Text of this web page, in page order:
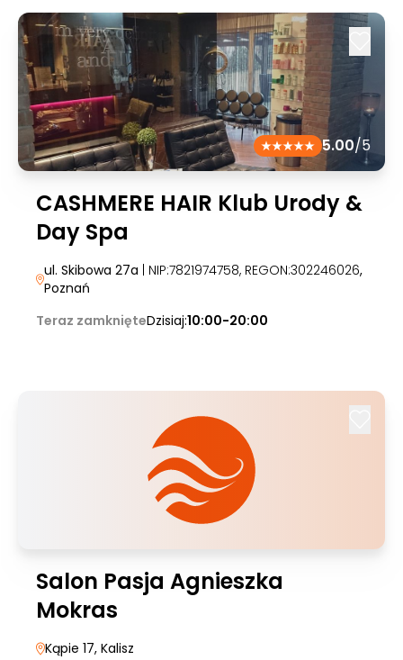
5.00/5
CASHMERE HAIR Klub Urody &
Day Spa
ul. Skibowa 27a | NIP:7821974758, REGON:302246026,
Poznań
Teraz zamknięteDzisiaj:10:00-20:00
Salon Pasja Agnieszka
Mokras
Kąpie 17, Kalisz